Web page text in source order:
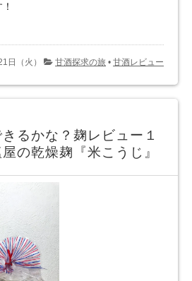
日（火） 甘酒探求の旅 • 甘酒レビュー
るかな？麹レビュー１
の乾燥麹『米こうじ』